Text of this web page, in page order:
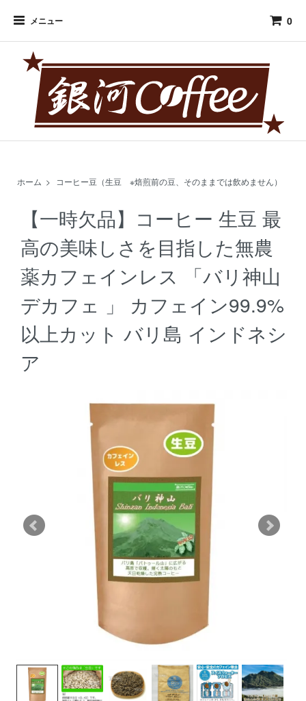
メニュー 0
ホーム > コーヒー豆（生豆 ※焙煎前の豆、そのままでは飲めません）
【一時欠品】コーヒー 生豆 最
高の美味しさを目指した無農
薬カフェインレス 「バリ神山
デカフェ 」 カフェイン99.9%
以上カット バリ島 インドネシ
ア